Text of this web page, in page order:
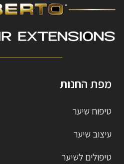
מפת החנות
טיפוח שיער
עיצוב שיער
טיפולים לשיער